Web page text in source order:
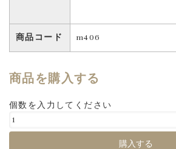
商品コード m406
商品を購入する
個数を入力してください